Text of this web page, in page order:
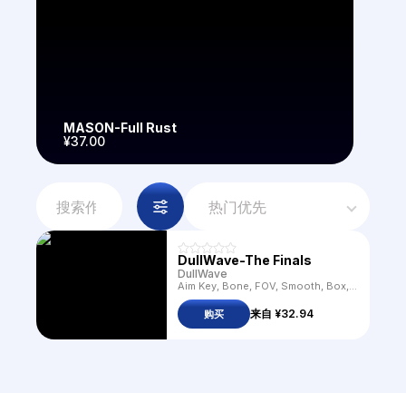
MASON-Full Rust
¥37.00
热门优先
DullWave-The Finals
DullWave
Aim Key, Bone, FOV, Smooth, Box, Snaplines, Distance, Name, Skeleton, Health Bar, Filled, Aim Lock, Invisibles, Player ESP, Head, No Recoil
来自 ¥32.94
购买